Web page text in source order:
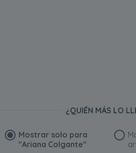
¿QUIÉN MÁS LO
Mostrar solo para
"Ariana Colgante"